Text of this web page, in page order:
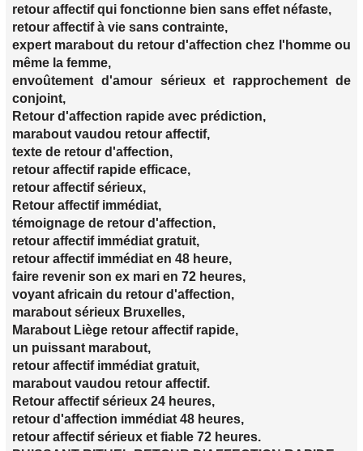
retour affectif qui fonctionne bien sans effet néfaste,
retour affectif à vie sans contrainte,
expert marabout du retour d'affection chez l'homme ou
même la femme,
envoûtement d'amour sérieux et rapprochement de
conjoint,
Retour d'affection rapide avec prédiction,
marabout vaudou retour affectif,
texte de retour d'affection,
retour affectif rapide efficace,
retour affectif sérieux,
Retour affectif immédiat,
témoignage de retour d'affection,
retour affectif immédiat gratuit,
retour affectif immédiat en 48 heure,
faire revenir son ex mari en 72 heures,
voyant africain du retour d'affection,
marabout sérieux Bruxelles,
Marabout Liège retour affectif rapide,
un puissant marabout,
retour affectif immédiat gratuit,
marabout vaudou retour affectif.
Retour affectif sérieux 24 heures,
retour d'affection immédiat 48 heures,
retour affectif sérieux et fiable 72 heures.